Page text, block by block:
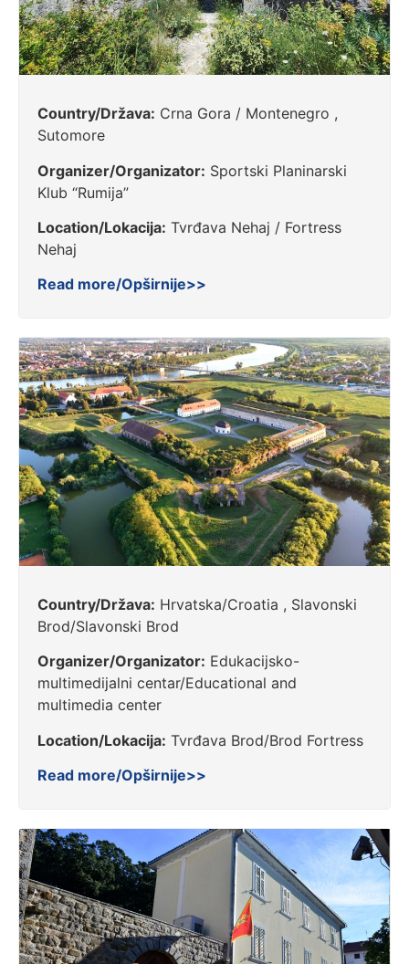
Country/Država: Crna Gora / Montenegro ,
Sutomore
Organizer/Organizator: Sportski Planinarski
Klub “Rumija”
Location/Lokacija: Tvrđava Nehaj / Fortress
Nehaj
Read more/Opširnije>>
Country/Država: Hrvatska/Croatia , Slavonski
Brod/Slavonski Brod
Organizer/Organizator: Edukacijsko-
multimedijalni centar/Educational and
multimedia center
Location/Lokacija: Tvrđava Brod/Brod Fortress
Read more/Opširnije>>